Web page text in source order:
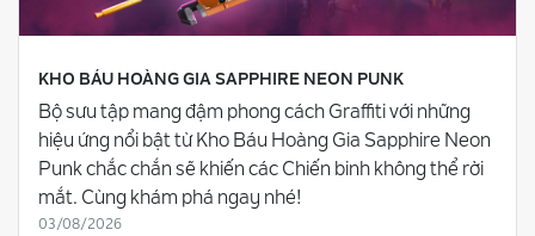
KHO BÁU HOÀNG GIA SAPPHIRE NEON PUNK
Bộ sưu tập mang đậm phong cách Graffiti với những
hiệu ứng nổi bật từ Kho Báu Hoàng Gia Sapphire Neon
Punk chắc chắn sẽ khiến các Chiến binh không thể rời
mắt. Cùng khám phá ngay nhé!
03/08/2026